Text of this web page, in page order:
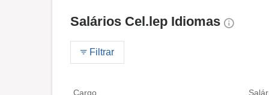
Salários Cel.lep Idiomas
Filtrar
Cargo